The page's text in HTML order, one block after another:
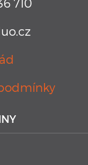
testovacím bazénu
710